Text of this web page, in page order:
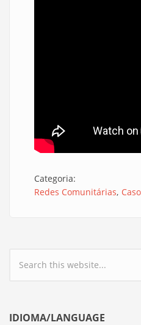
Categoria:
Redes Comunitárias
Search form
IDIOMA/LANGUAGE